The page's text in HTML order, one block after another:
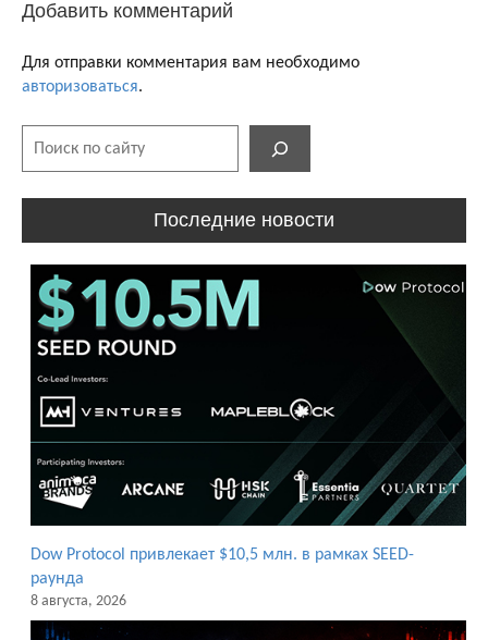
Добавить комментарий
Для отправки комментария вам необходимо
авторизоваться.
Последние новости
Dow Protocol привлекает $10,5 млн. в рамках SEED-
раунда
8 августа, 2026